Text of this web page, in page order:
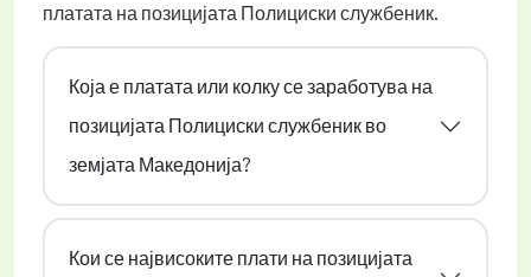
платата на позицијата Полициски службеник.
Која е платата или колку се заработува на
позицијата Полициски службеник во
земјата Македонија?
Кои се највисоките плати на позицијата